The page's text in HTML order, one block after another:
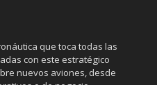
que toca todas las
con este estratégico
nuevos aviones, desde